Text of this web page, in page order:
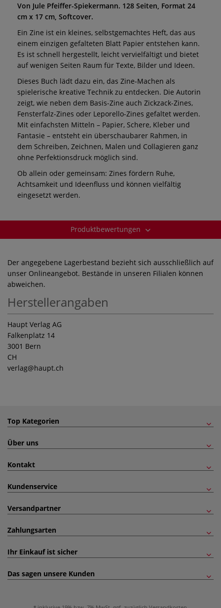
Von Jule Pfeiffer-Spiekermann. 128 Seiten, Format 24
cm x 17 cm, Softcover.
Ein Zine ist ein kleines, selbstgemachtes Heft, das aus
einem einzigen gefalteten Blatt Papier entstehen kann.
Es ist schnell hergestellt, leicht vervielfältigt und bietet
auf wenigen Seiten Raum für Texte, Bilder und Ideen.
Dieses Buch lädt dazu ein, das Zine-Machen als
spielerische kreative Technik zu entdecken. Die Autorin
zeigt, wie neben dem Basis-Zine auch Zickzack-Zines,
Fensterfalz-Zines oder Leporello-Zines gefaltet werden.
Mit einfachsten Mitteln – Papier, Schere, Kleber und
Fantasie – entsteht ein überschaubarer Rahmen, in
dem Schreiben, Zeichnen, Malen und Collagieren ganz
ohne Perfektionsdruck möglich sind.
Ob allein oder gemeinsam: Zines fördern Ruhe,
Achtsamkeit und Ideenfluss und können vielfältig
eingesetzt werden.
Produktbewertungen
Der angegebene Lagerbestand bezieht sich ausschließlich auf
unser Onlineangebot. Bestände in unseren Filialen können
abweichen.
Herstellerangaben
Haupt Verlag AG
Falkenplatz 14
3001 Bern
CH
verlag@haupt.ch
Top Kategorien
Über uns
Kontakt
Kundenservice
Versandpartner
Zahlungsarten
Ihr Einkauf ist sicher
Das sagen unsere Kunden